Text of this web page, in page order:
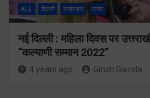
ALL दिल्ली मनोरंजन राज्य
नई दिल्ली : महिला दिवस पर
“कल्याणी सम्मान 2022”
4 years ago Girish Gairola